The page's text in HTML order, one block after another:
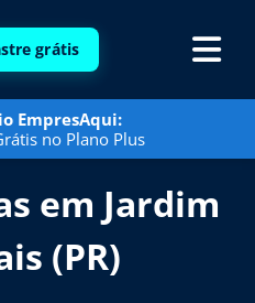
grátis
EmpresAqui:
no Plano Plus
em Jardim
(PR)